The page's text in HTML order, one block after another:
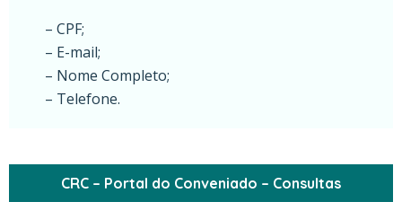
– CPF;
– E-mail;
– Nome Completo;
– Telefone.
CRC – Portal do Conveniado – Consultas